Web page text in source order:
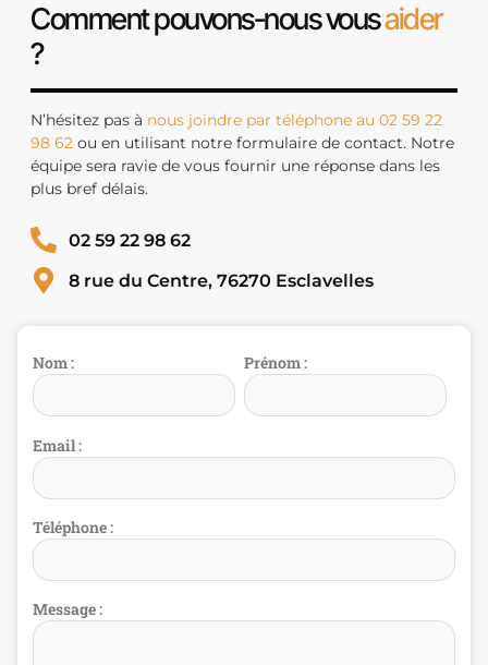
Comment pouvons-nous vousaider
?
N’hésitez pas à nous joindre par téléphone au 02 59 22
98 62 ou en utilisant notre formulaire de contact. Notre
équipe sera ravie de vous fournir une réponse dans les
plus bref délais.
02 59 22 98 62
8 rue du Centre, 76270 Esclavelles
Nom : Prénom :
Email :
Téléphone :
Message :